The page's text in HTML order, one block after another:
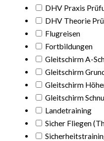
DHV Praxis
DHV Theorie
Flugreisen
Fortbildungen
Gleitschirm A-
Gleitschirm
Gleitschirm
Gleitschirm
Landetraining
Sicher Fliegen